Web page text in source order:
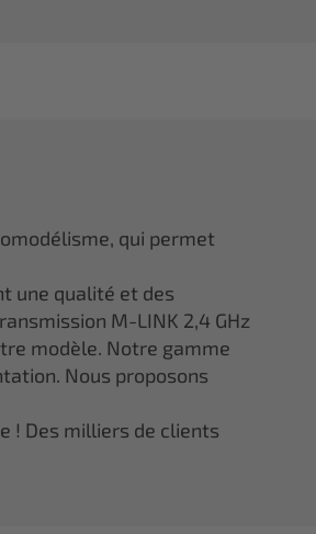
qui permet
une qualité et des
M-LINK 2,4 GHz
modèle. Notre gamme
Nous proposons
! Des milliers de clients